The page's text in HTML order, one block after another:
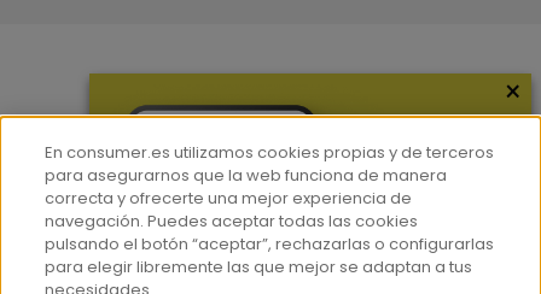
Hemeroteca
Contacto
Prensa
×
En consumer.es utilizamos cookies propias y de terceros
para asegurarnos que la web funciona de manera
correcta y ofrecerte una mejor experiencia de
navegación. Puedes aceptar todas las cookies
pulsando el botón “aceptar”, rechazarlas o configurarlas
para elegir libremente las que mejor se adaptan a tus